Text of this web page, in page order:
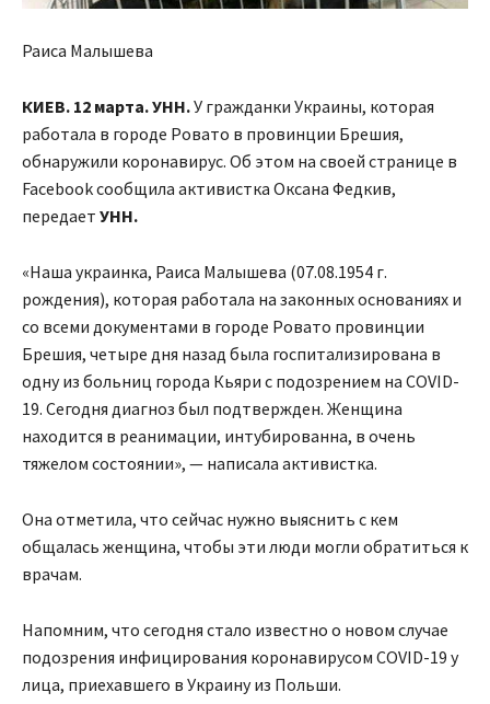
Раиса Малышева
КИЕВ. 12 марта. УНН.У гражданки Украины, которая
работала в городе Ровато в провинции Брешия,
обнаружили коронавирус. Об этом на своей странице в
Facebook сообщила активистка Оксана Федкив,
передает УНН.
«Наша украинка, Раиса Малышева (07.08.1954 г.
рождения), которая работала на законных основаниях и
со всеми документами в городе Ровато провинции
Брешия, четыре дня назад была госпитализирована в
одну из больниц города Кьяри с подозрением на COVID-
19. Сегодня диагноз был подтвержден. Женщина
находится в реанимации, интубированна, в очень
тяжелом состоянии», — написала активистка.
Она отметила, что сейчас нужно выяснить с кем
общалась женщина, чтобы эти люди могли обратиться к
врачам.
Напомним, что сегодня стало известно о новом случае
подозрения инфицирования коронавирусом COVID-19 у
лица, приехавшего в Украину из Польши.